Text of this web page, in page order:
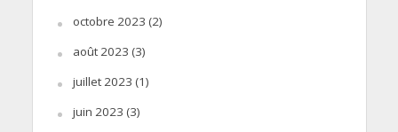
octobre 2023 (2)
août 2023 (3)
juillet 2023 (1)
juin 2023 (3)